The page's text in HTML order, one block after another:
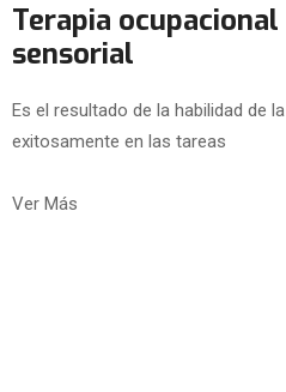
Terapia
sensorial
Es el resultado de la habilidad de
exitosamente en las tareas
Ver Más